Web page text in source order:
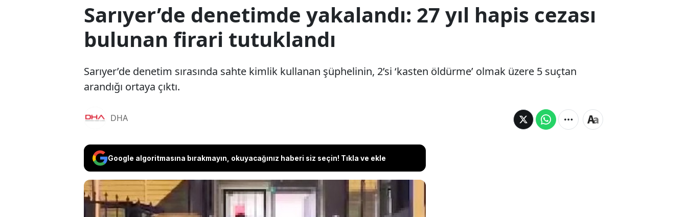
Sarıyer’de denetimde yakalandı: 27 yıl hapis cezası
bulunan firari tutuklandı
Sarıyer’de denetim sırasında sahte kimlik kullanan şüphelinin, 2’si ‘kasten öldürme’ olmak üzere 5 suçtan
arandığı ortaya çıktı.
DHA
Google algoritmasına bırakmayın, okuyacağınız haberi siz seçin! Tıkla ve ekle